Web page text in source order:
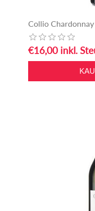
Collio
€16,00 inkl.